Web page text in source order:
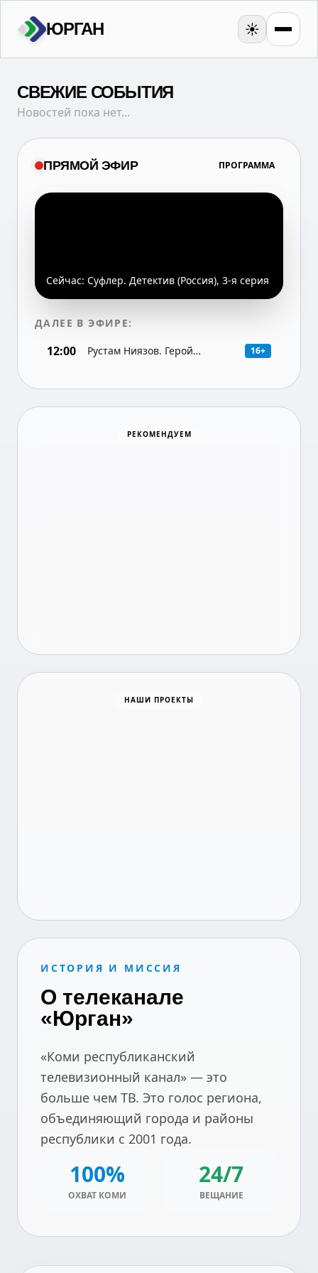
ЮРГАН ☀️
СВЕЖИЕ СОБЫТИЯ
Новостей пока нет...
ПРЯМОЙ ЭФИР ПРОГРАММА
Сейчас: Суфлер. Детектив (Россия), 3-я серия
ДАЛЕЕ В ЭФИРЕ:
12:00
Рустам Ниязов. Герой
16+
РЕКОМЕНДУЕМ
Хоккей
НАШИ ПРОЕКТЫ
Время новостей
ИСТОРИЯ И МИССИЯ
О телеканале
«Юрган»
«Коми республиканский
телевизионный канал» — это
больше чем ТВ. Это голос региона,
объединяющий города и районы
республики с 2001 года.
100%
ОХВАТ КОМИ
24/7
ВЕЩАНИЕ